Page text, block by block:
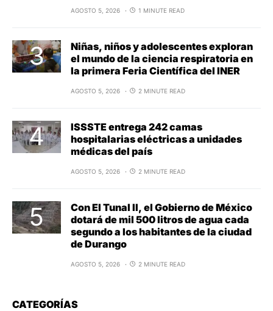
AGOSTO 5, 2026 1 MINUTE READ
Niñas, niños y adolescentes exploran
el mundo de la ciencia respiratoria en
la primera Feria Científica del INER
AGOSTO 5, 2026 2 MINUTE READ
ISSSTE entrega 242 camas
hospitalarias eléctricas a unidades
médicas del país
AGOSTO 5, 2026 2 MINUTE READ
Con El Tunal II, el Gobierno de México
dotará de mil 500 litros de agua cada
segundo a los habitantes de la ciudad
de Durango
AGOSTO 5, 2026 2 MINUTE READ
CATEGORÍAS